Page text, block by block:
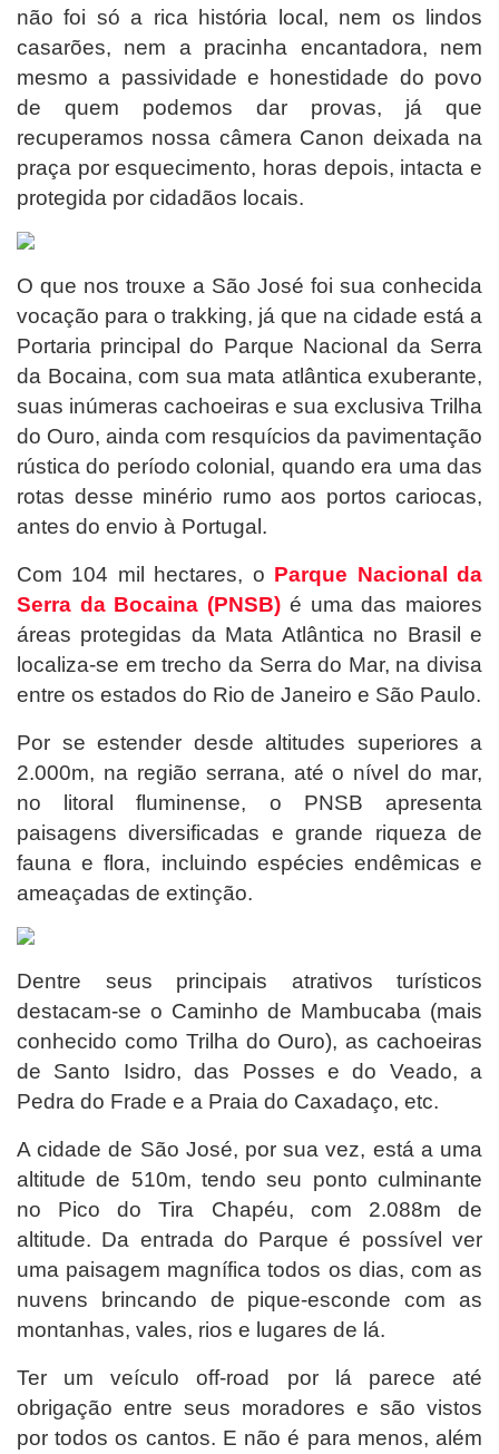
não foi só a rica história local, nem os lindos
casarões, nem a pracinha encantadora, nem
mesmo a passividade e honestidade do povo
de quem podemos dar provas, já que
recuperamos nossa câmera Canon deixada na
praça por esquecimento, horas depois, intacta e
protegida por cidadãos locais.
O que nos trouxe a São José foi sua conhecida
vocação para o trakking, já que na cidade está a
Portaria principal do Parque Nacional da Serra
da Bocaina, com sua mata atlântica exuberante,
suas inúmeras cachoeiras e sua exclusiva Trilha
do Ouro, ainda com resquícios da pavimentação
rústica do período colonial, quando era uma das
rotas desse minério rumo aos portos cariocas,
antes do envio à Portugal.
Com 104 mil hectares, o Parque Nacional da
Serra da Bocaina (PNSB) é uma das maiores
áreas protegidas da Mata Atlântica no Brasil e
localiza-se em trecho da Serra do Mar, na divisa
entre os estados do Rio de Janeiro e São Paulo.
Por se estender desde altitudes superiores a
2.000m, na região serrana, até o nível do mar,
no litoral fluminense, o PNSB apresenta
paisagens diversificadas e grande riqueza de
fauna e flora, incluindo espécies endêmicas e
ameaçadas de extinção.
Dentre seus principais atrativos turísticos
destacam-se o Caminho de Mambucaba (mais
conhecido como Trilha do Ouro), as cachoeiras
de Santo Isidro, das Posses e do Veado, a
Pedra do Frade e a Praia do Caxadaço, etc.
A cidade de São José, por sua vez, está a uma
altitude de 510m, tendo seu ponto culminante
no Pico do Tira Chapéu, com 2.088m de
altitude. Da entrada do Parque é possível ver
uma paisagem magnífica todos os dias, com as
nuvens brincando de pique-esconde com as
montanhas, vales, rios e lugares de lá.
Ter um veículo off-road por lá parece até
obrigação entre seus moradores e são vistos
por todos os cantos. E não é para menos, além